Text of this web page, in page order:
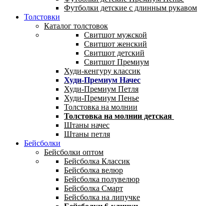
Футболки детские с длинным рукавом
Толстовки
Каталог толстовок
Свитшот мужской
Свитшот женский
Свитшот детский
Свитшот Премиум
Худи-кенгуру классик
Худи-Премиум Начес
Худи-Премиум Петля
Худи-Премиум Пенье
Толстовка на молнии
Толстовка на молнии детская
Штаны начес
Штаны петля
Бейсболки
Бейсболки оптом
Бейсболка Классик
Бейсболка велюр
Бейсболка полувелюр
Бейсболка Смарт
Бейсболка на липучке